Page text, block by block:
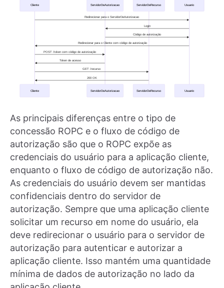
As principais diferenças entre o tipo de
concessão ROPC e o fluxo de código de
autorização são que o ROPC expõe as
credenciais do usuário para a aplicação cliente,
enquanto o fluxo de código de autorização não.
As credenciais do usuário devem ser mantidas
confidenciais dentro do servidor de
autorização. Sempre que uma aplicação cliente
solicitar um recurso em nome do usuário, ela
deve redirecionar o usuário para o servidor de
autorização para autenticar e autorizar a
aplicação cliente. Isso mantém uma quantidade
mínima de dados de autorização no lado da